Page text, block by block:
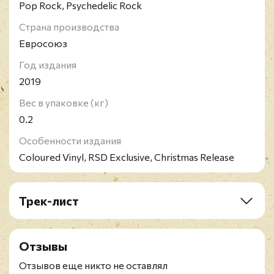
Pop Rock, Psychedelic Rock
Страна производства
Евросоюз
Год издания
2019
Вес в упаковке (кг)
0.2
Особенности издания
Coloured Vinyl, RSD Exclusive, Christmas Release
Трек-лист
Vinyl Single 1:
B1. Unwrap You At Christmas (Demo) – Andy
Partridge (featured vocal By Holly Partridge)
Отзывы
Отзывов еще никто не оставлял